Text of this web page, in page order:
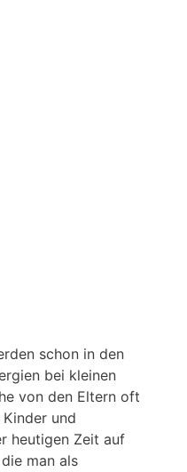
schon in den
bei kleinen
von den Eltern oft
und
heutigen Zeit auf
man als